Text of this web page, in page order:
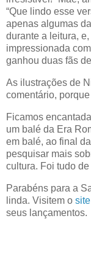
“Que lindo esse
apenas algumas
durante a leitura,
impressionada
ganhou duas fãs
As ilustrações de
comentário,
Ficamos
um balé da Era
em balé, ao final
pesquisar mais
cultura. Foi tudo de
Parabéns para a
linda. Visitem o site
seus lançamentos.